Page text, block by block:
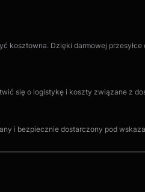
kosztowna. Dzięki darmowej
się o logistykę i koszty związane z
i bezpiecznie dostarczony pod